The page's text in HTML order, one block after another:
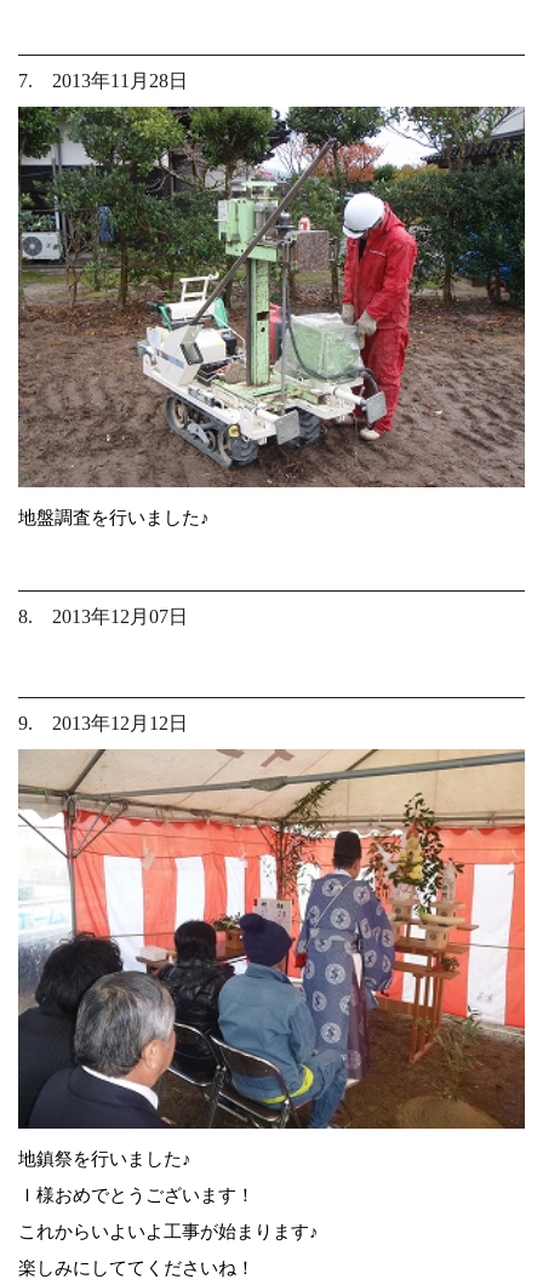
7. 2013年11月28日
地盤調査を行いました♪
8. 2013年12月07日
9. 2013年12月12日
地鎮祭を行いました♪
Ｉ様おめでとうございます！
これからいよいよ工事が始まります♪
楽しみにしててくださいね！